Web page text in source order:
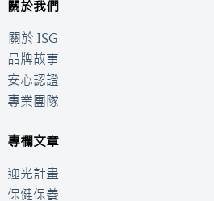
關於我們
關於 ISG
品牌故事
安心認證
專業團隊
專欄文章
迎光計畫
保健保養